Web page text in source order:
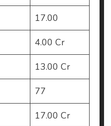
17.00
4.00 Cr
13.00 Cr
77
17.00 Cr